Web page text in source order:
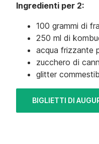
Ingredienti per 2:
100 grammi di
250 ml di
acqua frizzante
zucchero di
glitter
BIGLIETTI DI